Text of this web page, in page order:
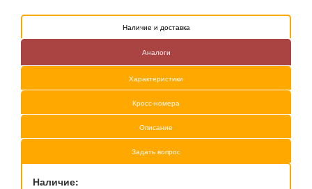
Наличие и доставка
Аналоги
Характеристики
Кросс-номера
Описание
Задать вопрос
Наличие: